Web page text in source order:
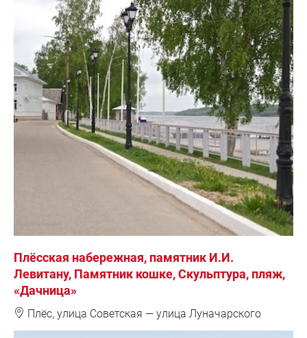
Плёсская набережная, памятник И.И.
Левитану, Памятник кошке, Скульптура, пляж,
«Дачница»
❽ Плёс, улица Советская — улица Луначарского